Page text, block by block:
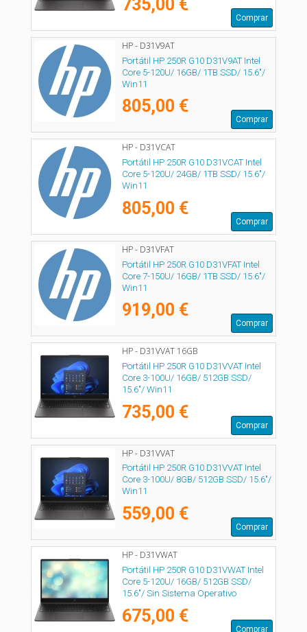
735,00 €
Comprar
HP - D31V9AT
Portátil HP 250R G10 D31V9AT Intel
Core 5-120U/ 16GB/ 1TB SSD/ 15.6"/
Win11
805,00 €
Comprar
HP - D31VCAT
Portátil HP 250R G10 D31VCAT Intel
Core 5-120U/ 24GB/ 1TB SSD/ 15.6"/
Win11
805,00 €
Comprar
HP - D31VFAT
Portátil HP 250R G10 D31VFAT Intel
Core 7-150U/ 16GB/ 1TB SSD/ 15.6"/
Win11
919,00 €
Comprar
HP - D31VVAT 16GB
Portátil HP 250R G10 D31VVAT Intel
Core 3-100U/ 16GB/ 512GB SSD/
15.6"/ Win11
735,00 €
Comprar
HP - D31VVAT
Portátil HP 250R G10 D31VVAT Intel
Core 3-100U/ 8GB/ 512GB SSD/ 15.6"/
Win11
559,00 €
Comprar
HP - D31VWAT
Portátil HP 250R G10 D31VWAT Intel
Core 5-120U/ 16GB/ 512GB SSD/
15.6"/ Sin Sistema Operativo
675,00 €
Comprar